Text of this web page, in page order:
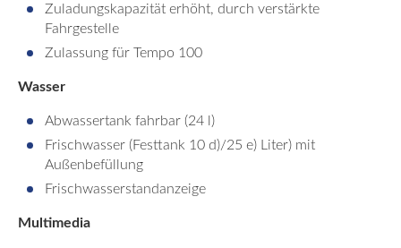
Zuladungskapazität erhöht, durch verstärkte
Fahrgestelle
Zulassung für Tempo 100
Wasser
Abwassertank fahrbar (24 l)
Frischwasser (Festtank 10 d)/25 e) Liter) mit
Außenbefüllung
Frischwasserstandanzeige
Multimedia